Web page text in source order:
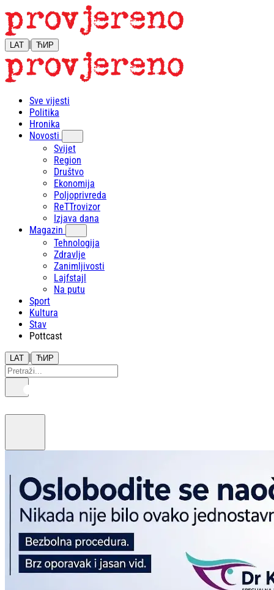
LAT | ЋИР
Sve vijesti
Politika
Hronika
Novosti
Svijet
Region
Društvo
Ekonomija
Poljoprivreda
ReTTrovizor
Izjava dana
Magazin
Tehnologija
Zdravlje
Zanimljivosti
Lajfstajl
Na putu
Sport
Kultura
Stav
Pottcast
LAT | ЋИР